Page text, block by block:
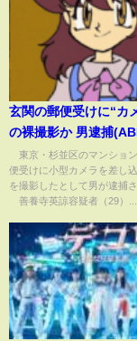
玄関の郵便受けに“カ
の裸撮影か 男逮捕
TIMES)
東京・杉並区のマンショ
便受けに小型カメラを差し
を撮影したとして男が逮捕さ
善養寺英諒容疑者（29）...